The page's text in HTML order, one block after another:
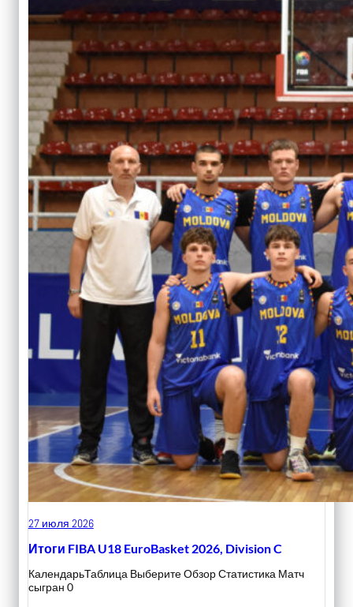
27 июля 2026
Итоги FIBA U18 EuroBasket 2026, Division C
КалендарьТаблица Выберите Обзор Статистика Матч
сыгран 0